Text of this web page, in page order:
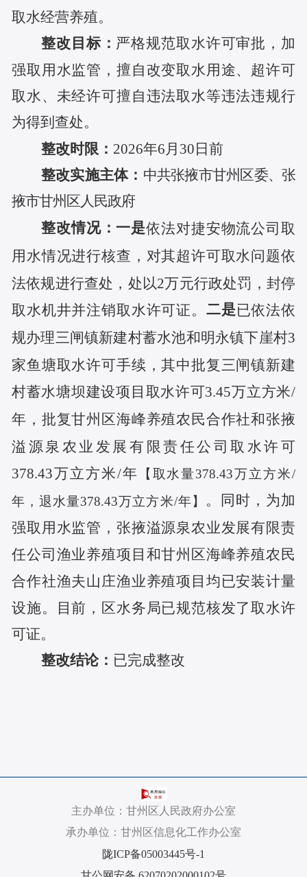
取水经营养殖。
整改目标： 严格规范取水许可审批，加
强取用水监管，擅自改变取水用途、超许可
取水、未经许可擅自违法取水等违法违规行
为得到查处。
整改时限： 2026年6月30日前
整改实施主体： 中共张掖市甘州区委、张
掖市甘州区人民政府
整改情况： 一是依法对捷安物流公司取
用水情况进行核查，对其超许可取水问题依
法依规进行查处，处以2万元行政处罚，封停
取水机井并注销取水许可证。 二是已依法依
规办理三闸镇新建村蓄水池和明永镇下崖村3
家鱼塘取水许可手续，其中批复三闸镇新建
村蓄水塘坝建设项目取水许可3.45万立方米/
年，批复甘州区海峰养殖农民合作社和张掖
溢源泉农业发展有限责任公司取水许可
378.43万立方米/年
【取水量378.43万立方米/
年，退水量378.43万立方米/年】
。同时，为加
强取用水监管，张掖溢源泉农业发展有限责
任公司渔业养殖项目和甘州区海峰养殖农民
合作社渔夫山庄渔业养殖项目均已安装计量
设施。目前，区水务局已规范核发了取水许
可证。
整改结论： 已完成整改
主办单位：甘州区人民政府办公室
承办单位：甘州区信息化工作办公室
陇ICP备05003445号-1